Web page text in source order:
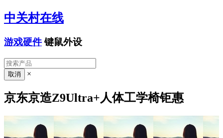
中关村在线
游戏硬件 键鼠外设
×
京东京造Z9Ultra+人体工学椅钜惠